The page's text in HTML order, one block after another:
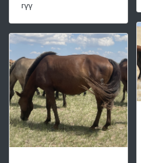
гүү